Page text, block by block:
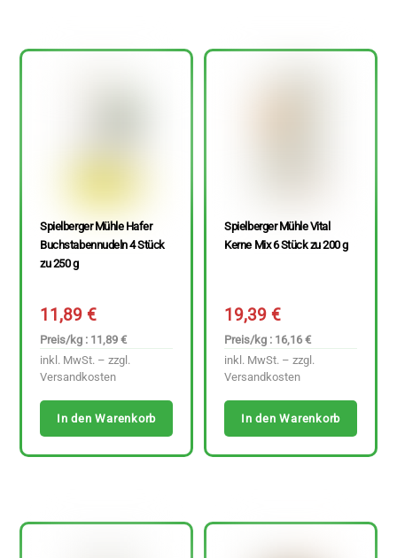
Spielberger Mühle Hafer
Buchstabennudeln 4 Stück
zu 250 g
11,89€
Preis/kg : 11,89 €
inkl. MwSt. – zzgl.
Versandkosten
In den Warenkorb
Spielberger Mühle Vital
Kerne Mix 6 Stück zu 200 g
19,39€
Preis/kg : 16,16 €
inkl. MwSt. – zzgl.
Versandkosten
In den Warenkorb